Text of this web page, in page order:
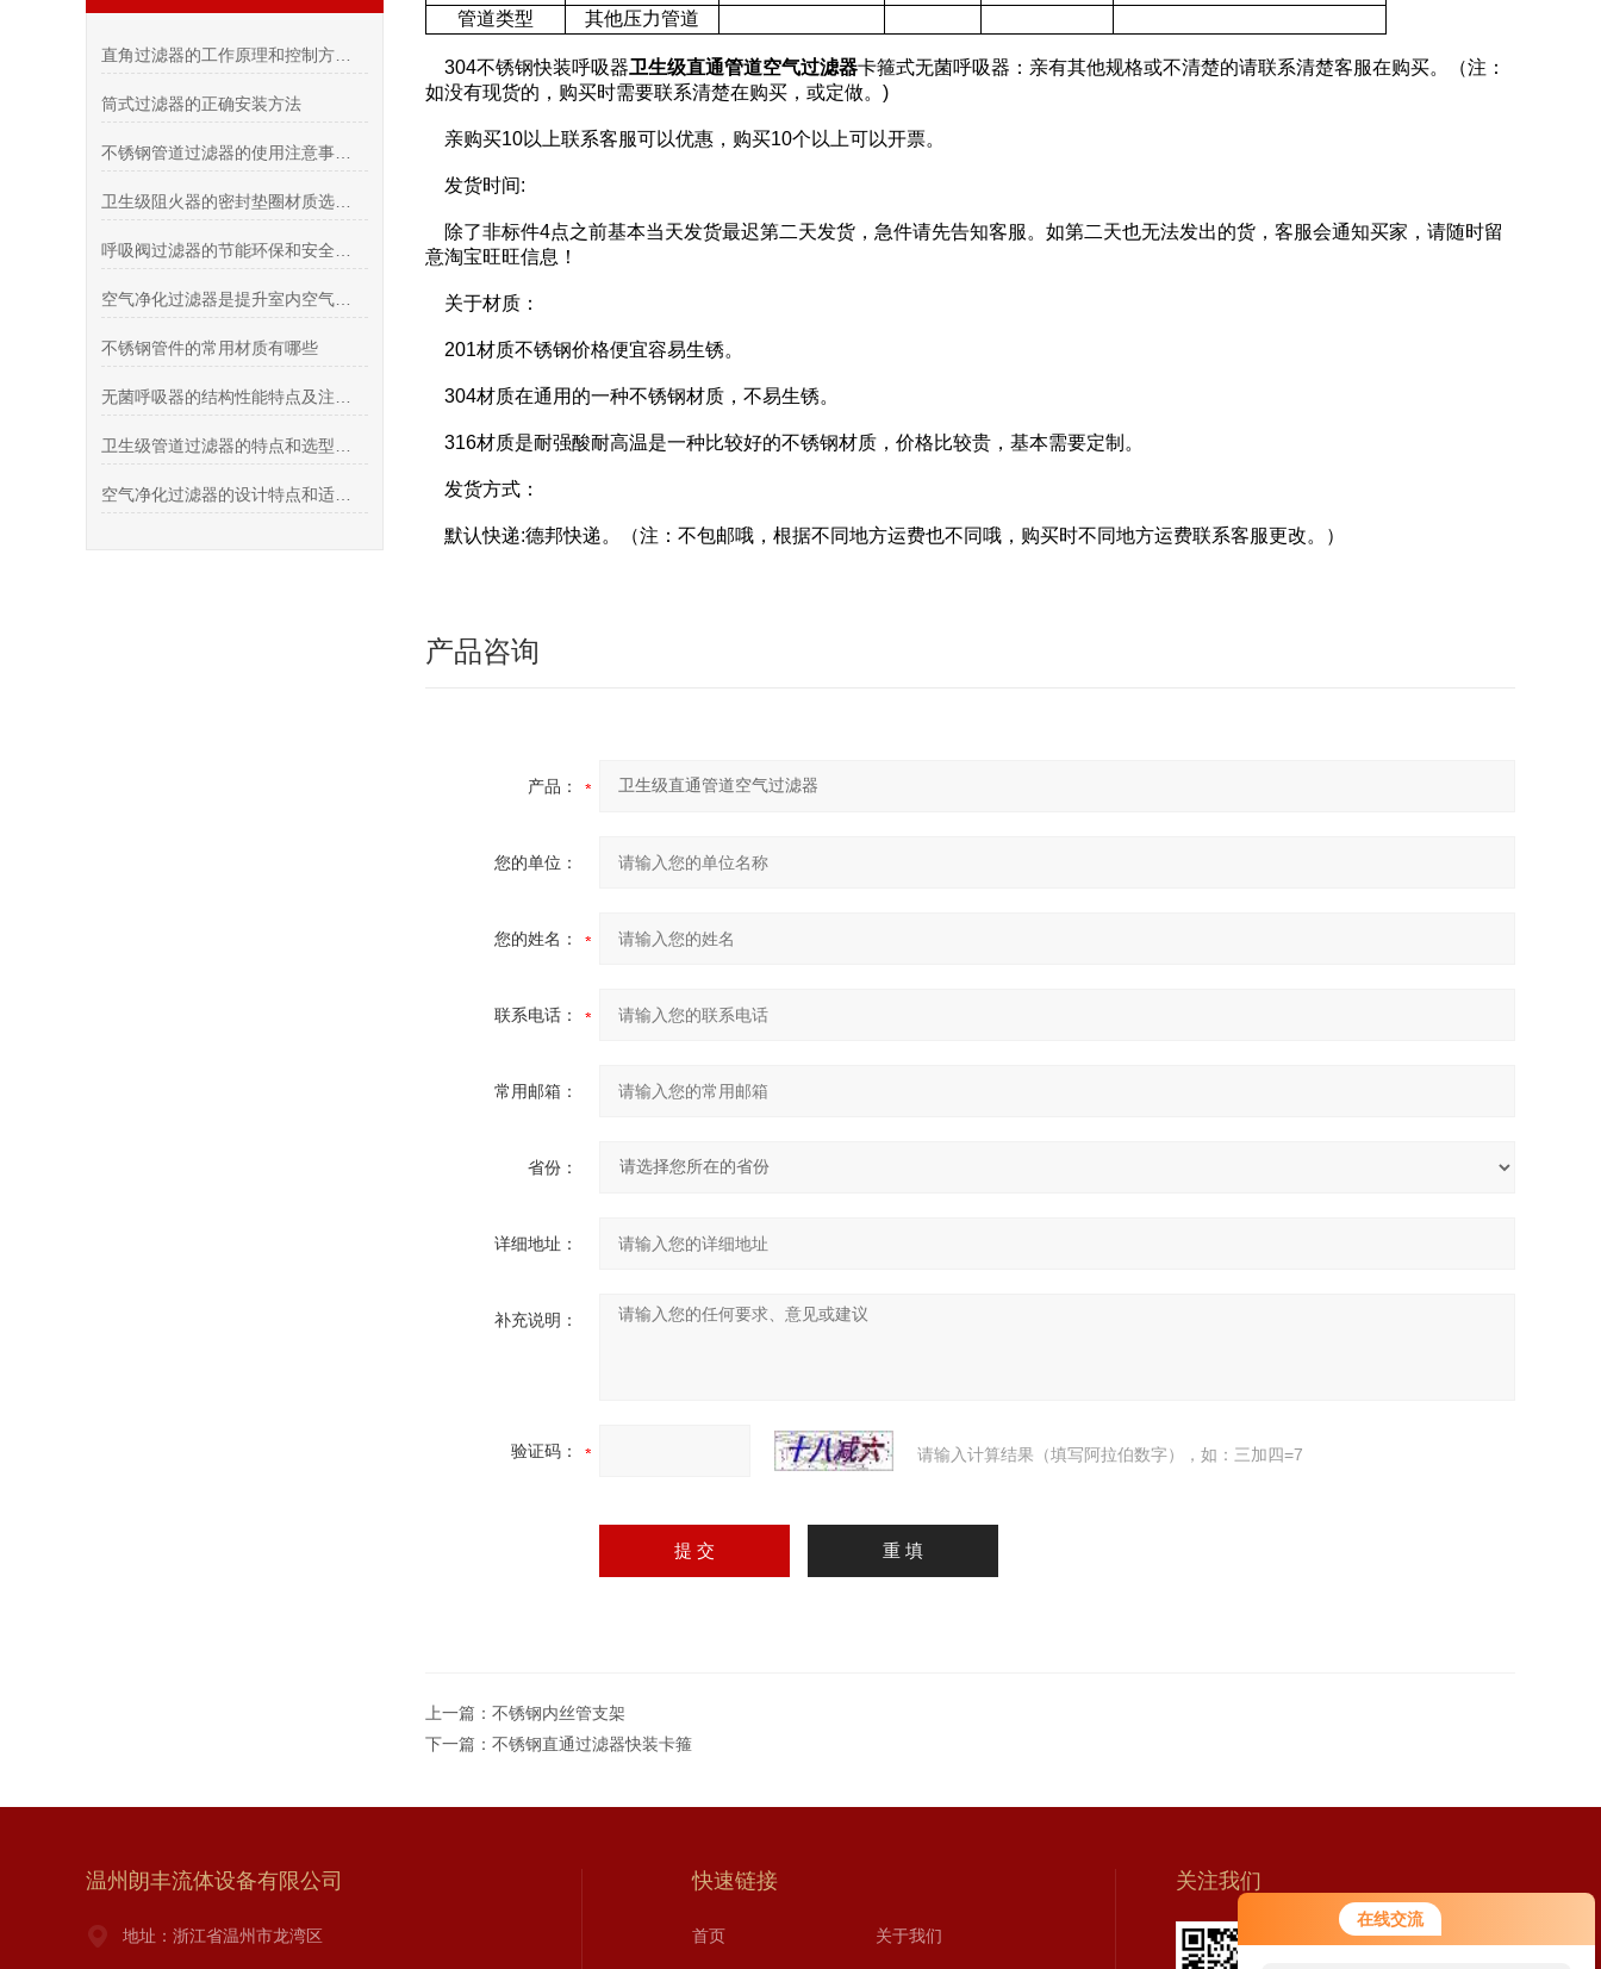
在线交流
筒式过滤器的正确安装方法
不锈钢管件的常用材质有哪些
管道类型
其他压力管道
304不锈钢快装呼吸器卫生级直通管道空气过滤器卡箍式无菌呼吸器：亲有其他规格或不清楚的请联系清楚客服在购买。（注：
如没有现货的，购买时需要联系清楚在购买，或定做。)
亲购买10以上联系客服可以优惠，购买10个以上可以开票。
发货时间:
除了非标件4点之前基本当天发货最迟第二天发货，急件请先告知客服。如第二天也无法发出的货，客服会通知买家，请随时留
意淘宝旺旺信息！
关于材质：
201材质不锈钢价格便宜容易生锈。
304材质在通用的一种不锈钢材质，不易生锈。
316材质是耐强酸耐高温是一种比较好的不锈钢材质，价格比较贵，基本需要定制。
发货方式：
默认快递:德邦快递。（注：不包邮哦，根据不同地方运费也不同哦，购买时不同地方运费联系客服更改。）
产品咨询
产品：
您的单位：
您的姓名：
联系电话：
常用邮箱：
省份：
详细地址：
补充说明：
验证码： 请输入计算结果（填写阿拉伯数字），如：三加四=7
上一篇： 不锈钢内丝管支架
下一篇： 不锈钢直通过滤器快装卡箍
温州朗丰流体设备有限公司
地址：浙江省温州市龙湾区
快速链接
首页 关于我们
关注我们